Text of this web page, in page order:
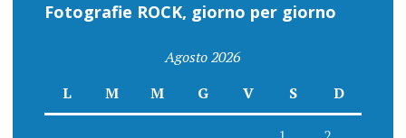
Fotografie ROCK, giorno per giorno
Agosto 2026
L
M M G V S D